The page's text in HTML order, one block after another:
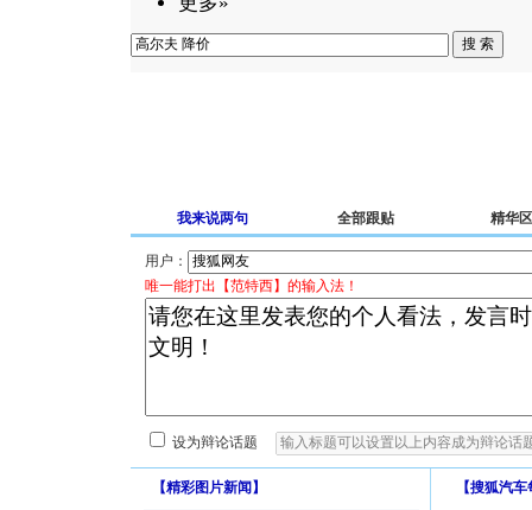
我来说两句 全部跟贴 精华区
用户：
唯一能打出【范特西】的输入法！
设为辩论话题
【精彩图片新闻 】 【搜狐汽车